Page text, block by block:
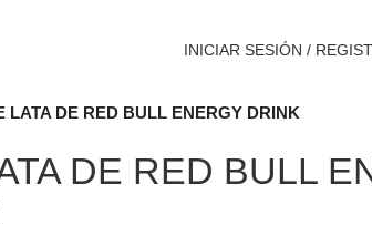
INICIAR SESIÓN /
LATA DE RED BULL ENERGY DRINK
DE RED BULL